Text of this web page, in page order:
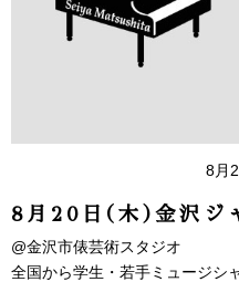
8月
8月20日(木)金沢ジ
@金沢市俵芸術スタジオ
全国から学生・若手ミュージシ